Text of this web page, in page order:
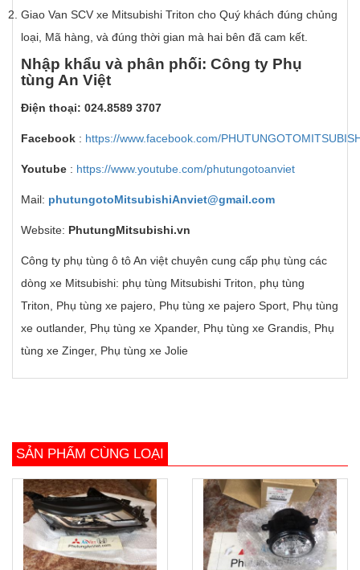
Giao Van SCV xe Mitsubishi Triton cho Quý khách đúng chủng
loại, Mã hàng, và đúng thời gian mà hai bên đã cam kết.
Nhập khẩu và phân phối: Công ty Phụ
tùng An Việt
Điện thoại: 024.8589 3707
Facebook : https://www.facebook.com/
Youtube : https://www.youtube.com/phutungotoanviet
Mail: phutungotoMitsubishiAnviet@gmail.com
Website: PhutungMitsubishi.vn
Công ty phụ tùng ô tô An việt chuyên cung cấp phụ tùng các
dòng xe Mitsubishi: phụ tùng Mitsubishi Triton, phụ tùng
Triton, Phụ tùng xe pajero, Phụ tùng xe pajero Sport, Phụ tùng
xe outlander, Phụ tùng xe Xpander, Phụ tùng xe Grandis, Phụ
tùng xe Zinger, Phụ tùng xe Jolie
SẢN PHẨM CÙNG LOẠI
prev